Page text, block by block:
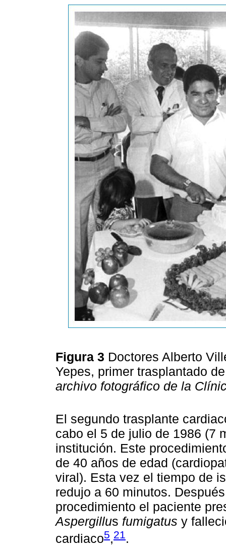
Figura 3 Doctores Alberto
Yepes, primer trasplantado
archivo fotográfico de la
El segundo trasplante
cabo el 5 de julio de 1986 (7
institución. Este
de 40 años de edad
viral). Esta vez el tiempo de
redujo a 60 minutos.
procedimiento el paciente
Aspergillus fumigatus y
cardiaco5,21.